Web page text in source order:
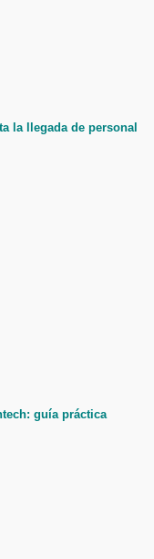
la llegada de personal
guía práctica